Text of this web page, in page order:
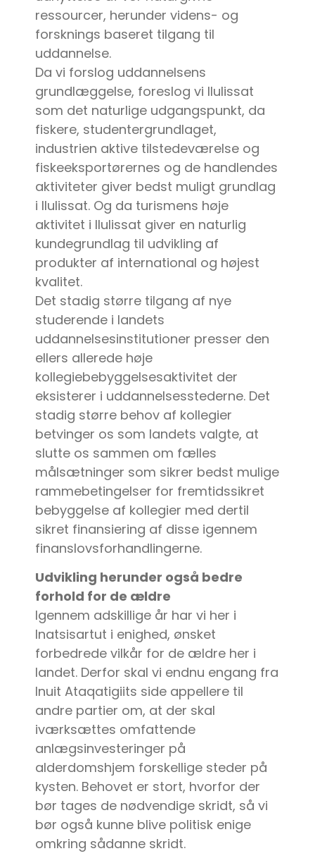
ressourcer, herunder videns- og
forsknings baseret tilgang til
uddannelse.
Da vi forslog uddannelsens
grundlæggelse, foreslog vi Ilulissat
som det naturlige udgangspunkt, da
fiskere, studentergrundlaget,
industrien aktive tilstedeværelse og
fiskeeksportørernes og de handlendes
aktiviteter giver bedst muligt grundlag
i Ilulissat. Og da turismens høje
aktivitet i Ilulissat giver en naturlig
kundegrundlag til udvikling af
produkter af international og højest
kvalitet.
Det stadig større tilgang af nye
studerende i landets
uddannelsesinstitutioner presser den
ellers allerede høje
kollegiebebyggelsesaktivitet der
eksisterer i uddannelsesstederne. Det
stadig større behov af kollegier
betvinger os som landets valgte, at
slutte os sammen om fælles
målsætninger som sikrer bedst mulige
rammebetingelser for fremtidssikret
bebyggelse af kollegier med dertil
sikret finansiering af disse igennem
finanslovsforhandlingerne.
Udvikling herunder også bedre
forhold for de ældre
Igennem adskillige år har vi her i
Inatsisartut i enighed, ønsket
forbedrede vilkår for de ældre her i
landet. Derfor skal vi endnu engang fra
Inuit Ataqatigiits side appellere til
andre partier om, at der skal
iværksættes omfattende
anlægsinvesteringer på
alderdomshjem forskellige steder på
kysten. Behovet er stort, hvorfor der
bør tages de nødvendige skridt, så vi
bør også kunne blive politisk enige
omkring sådanne skridt.